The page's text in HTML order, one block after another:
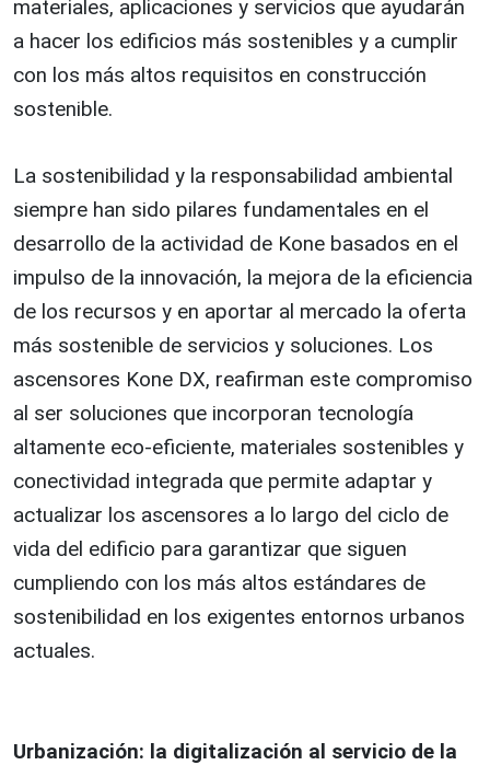
materiales, aplicaciones y servicios que ayudarán
a hacer los edificios más sostenibles y a cumplir
con los más altos requisitos en construcción
sostenible.
La sostenibilidad y la responsabilidad ambiental
siempre han sido pilares fundamentales en el
desarrollo de la actividad de Kone basados en el
impulso de la innovación, la mejora de la eficiencia
de los recursos y en aportar al mercado la oferta
más sostenible de servicios y soluciones. Los
ascensores Kone DX, reafirman este compromiso
al ser soluciones que incorporan tecnología
altamente eco-eficiente, materiales sostenibles y
conectividad integrada que permite adaptar y
actualizar los ascensores a lo largo del ciclo de
vida del edificio para garantizar que siguen
cumpliendo con los más altos estándares de
sostenibilidad en los exigentes entornos urbanos
actuales.
Urbanización: la digitalización al servicio de la